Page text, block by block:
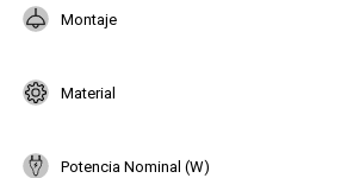
Montaje
Material
Potencia Nominal (W)